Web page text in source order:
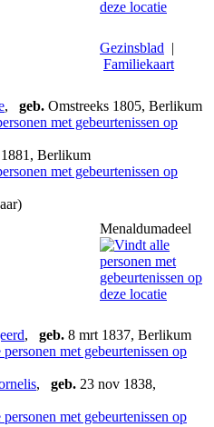
Gezinsblad |
Familiekaart
, geb. Omstreeks 1805, Berlikum
Berlikum
Menaldumadeel
, geb. 8 mrt 1837, Berlikum
, geb. 23 nov 1838,